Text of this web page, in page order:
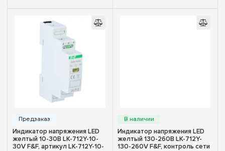
Индикатор напряжения LED
желтый 10-30В LK-712Y-10-
30V F&F, артикул LK-712Y-10-
Индикатор напряжения LED
желтый 130-260В LK-712Y-
130-260V F&F, контроль сети